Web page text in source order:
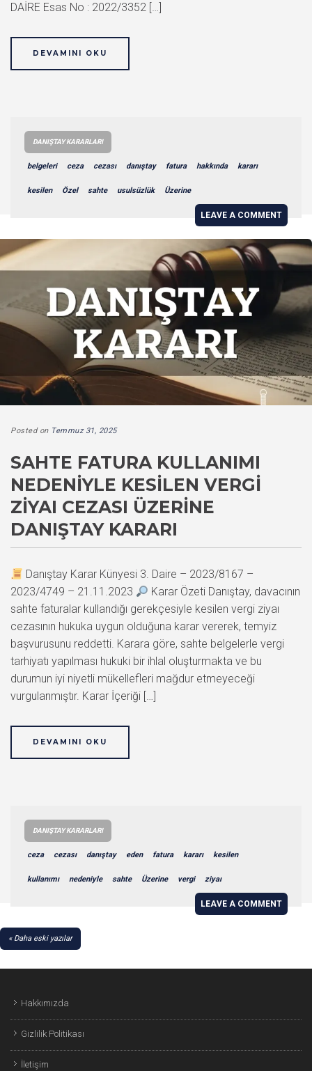
DAİRE Esas No : 2022/3352 […]
DEVAMINI OKU
DANIŞTAY KARARLARI
belgeleri ceza cezası danıştay fatura hakkında kararı
kesilen Özel sahte usulsüzlük Üzerine
LEAVE A COMMENT
Posted on Temmuz 31, 2025
SAHTE FATURA KULLANIMI
NEDENIYLE KESILEN VERGI
ZIYAI CEZASI ÜZERINE
DANIŞTAY KARARI
Danıştay Karar Künyesi 3. Daire – 2023/8167 –
2023/4749 – 21.11.2023
Karar Özeti Danıştay, davacının
sahte faturalar kullandığı gerekçesiyle kesilen vergi ziyaı
cezasının hukuka uygun olduğuna karar vererek, temyiz
başvurusunu reddetti. Karara göre, sahte belgelerle vergi
tarhiyatı yapılması hukuki bir ihlal oluşturmakta ve bu
durumun iyi niyetli mükellefleri mağdur etmeyeceği
vurgulanmıştır. Karar İçeriği […]
DEVAMINI OKU
DANIŞTAY KARARLARI
ceza cezası danıştay eden fatura kararı kesilen
kullanımı nedeniyle sahte Üzerine vergi ziyaı
LEAVE A COMMENT
YAZI
Daha eski yazılar
Hakkımızda
Gizlilik Politikası
İletişim